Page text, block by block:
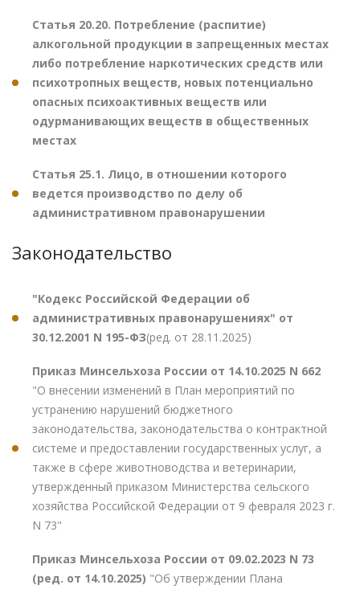
Статья 20.20. Потребление (распитие)
алкогольной продукции в запрещенных местах
либо потребление наркотических средств или
психотропных веществ, новых потенциально
опасных психоактивных веществ или
одурманивающих веществ в общественных
местах
Статья 25.1. Лицо, в отношении которого
ведется производство по делу об
административном правонарушении
Законодательство
"Кодекс Российской Федерации об
административных правонарушениях" от
30.12.2001 N 195-ФЗ(ред. от 28.11.2025)
Приказ Минсельхоза России от 14.10.2025 N 662
"О внесении изменений в План мероприятий по
устранению нарушений бюджетного
законодательства, законодательства о контрактной
системе и предоставлении государственных услуг, а
также в сфере животноводства и ветеринарии,
утвержденный приказом Министерства сельского
хозяйства Российской Федерации от 9 февраля 2023 г.
N 73"
Приказ Минсельхоза России от 09.02.2023 N 73
(ред. от 14.10.2025) "Об утверждении Плана